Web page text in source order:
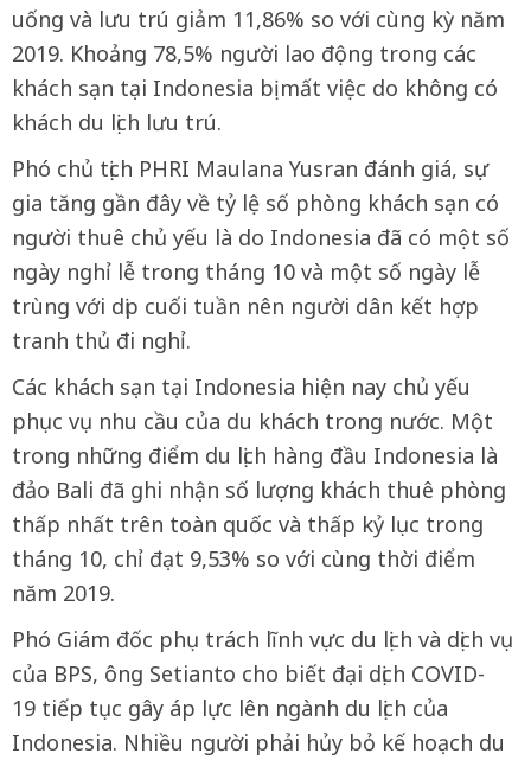
uống và lưu trú giảm 11,86% so với cùng kỳ năm
2019. Khoảng 78,5% người lao động trong các
khách sạn tại Indonesia bị mất việc do không có
khách du lịch lưu trú.
Phó chủ tịch PHRI Maulana Yusran đánh giá, sự
gia tăng gần đây về tỷ lệ số phòng khách sạn có
người thuê chủ yếu là do Indonesia đã có một số
ngày nghỉ lễ trong tháng 10 và một số ngày lễ
trùng với dịp cuối tuần nên người dân kết hợp
tranh thủ đi nghỉ.
Các khách sạn tại Indonesia hiện nay chủ yếu
phục vụ nhu cầu của du khách trong nước. Một
trong những điểm du lịch hàng đầu Indonesia là
đảo Bali đã ghi nhận số lượng khách thuê phòng
thấp nhất trên toàn quốc và thấp kỷ lục trong
tháng 10, chỉ đạt 9,53% so với cùng thời điểm
năm 2019.
Phó Giám đốc phụ trách lĩnh vực du lịch và dịch vụ
của BPS, ông Setianto cho biết đại dịch COVID-
19 tiếp tục gây áp lực lên ngành du lịch của
Indonesia. Nhiều người phải hủy bỏ kế hoạch du